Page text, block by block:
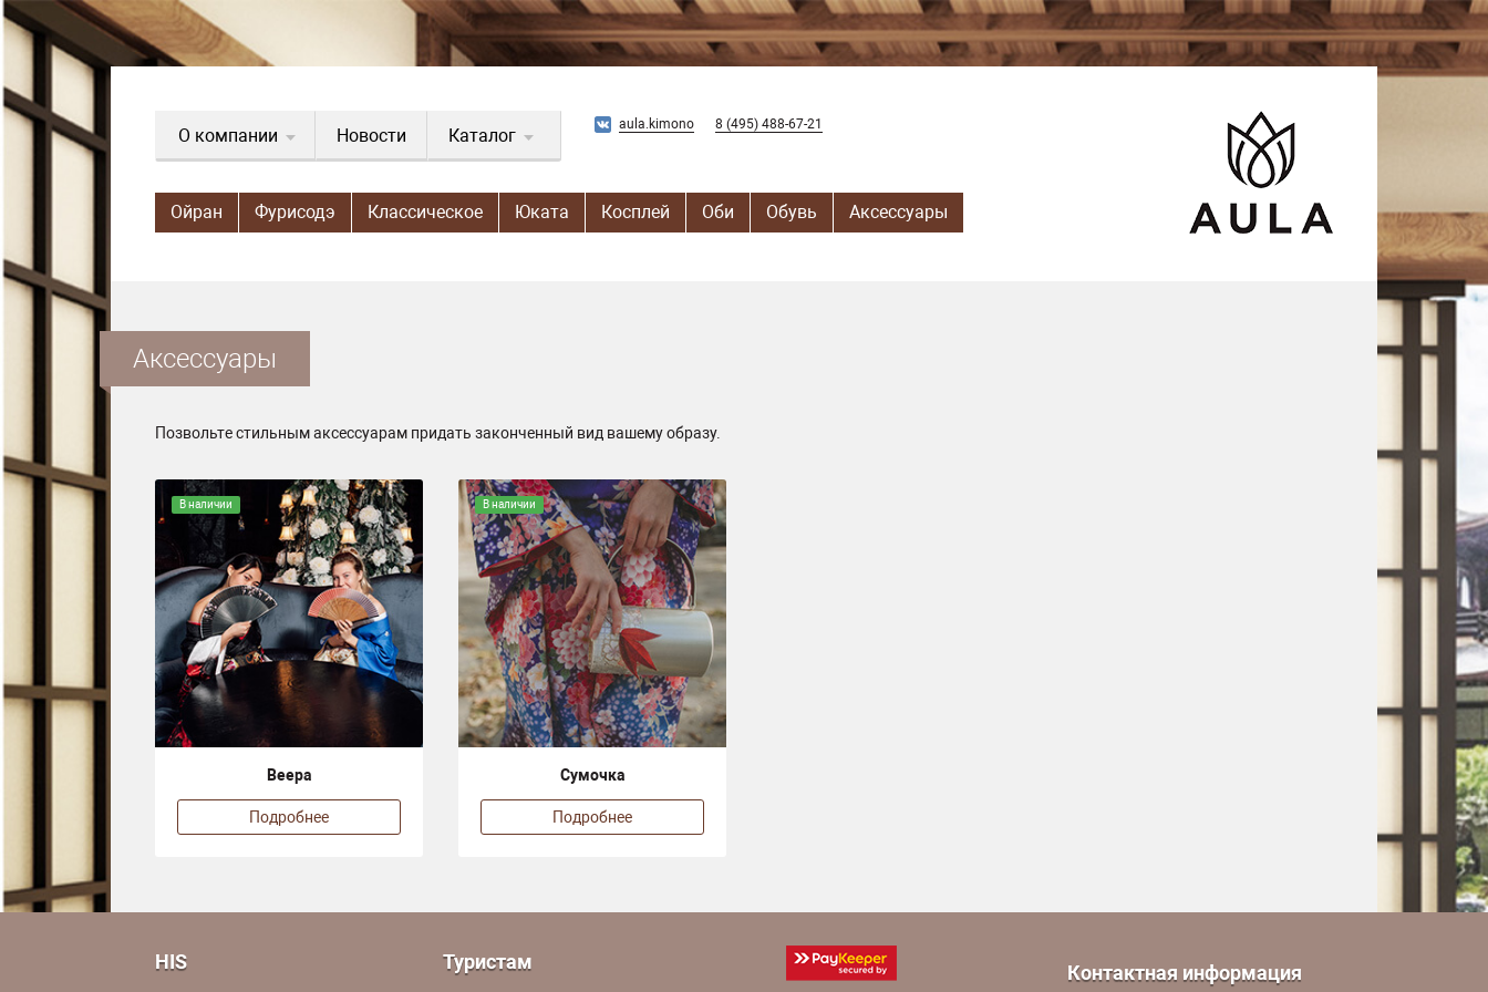
О компании Новости Каталог
aula.kimono 8 (495) 488-67-21
Ойран Фурисодэ Классическое Юката Косплей Оби Обувь Аксессуары
Аксессуары
Позвольте стильным аксессуарам придать законченный вид вашему образу.
В наличии
Веера
Подробнее
В наличии
Сумочка
Подробнее
HIS Туристам Контактная информация